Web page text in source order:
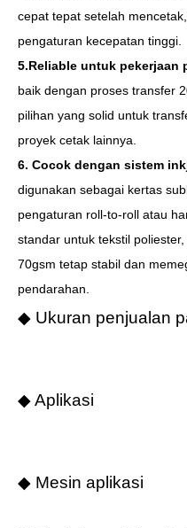
cepat tepat setelah
pengaturan kecepatan tinggi.
5.Reliable untuk pekerjaan
baik dengan proses transfer
pilihan yang solid untuk
proyek cetak lainnya.
6. Cocok dengan sistem
digunakan sebagai kertas
pengaturan roll-to-roll atau
standar untuk tekstil
70gsm tetap stabil dan
pendarahan.
◆ Ukuran penjualan
◆ Aplikasi
◆ Mesin aplikasi